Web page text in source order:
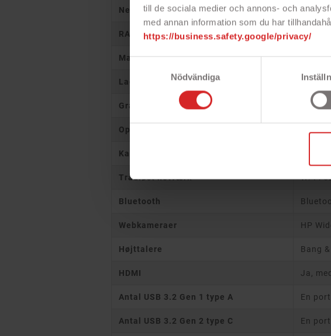
till de sociala medier och annons- och
med annan information som du har
https://business.safety.google/privacy/
Samtyckesval
Nödvändiga
Neural behandlingsenhed
RAM 16 GB
Maksimal RAM RAM
Lagerplads 1 TB
Grafik
Optisk drev
Kablet netværk
Trådløst netværk Wi-Fi
Bluetooth
Webkameraer HP
Højttalere Bang
HDMI Ja,
Antal USB 3.2 Gen 1 type A En port
Antal USB 3.2 Gen 2 type C En port